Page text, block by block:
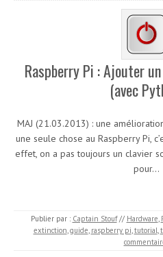
Raspberry Pi : Ajouter
(avec
MAJ (21.03.2013) : une
une seule chose au Raspberry Pi,
effet, on a pas toujours un clavier
pour…
Publier par : Captain Stouf // Hardware
extinction guide raspberry pi tutorial